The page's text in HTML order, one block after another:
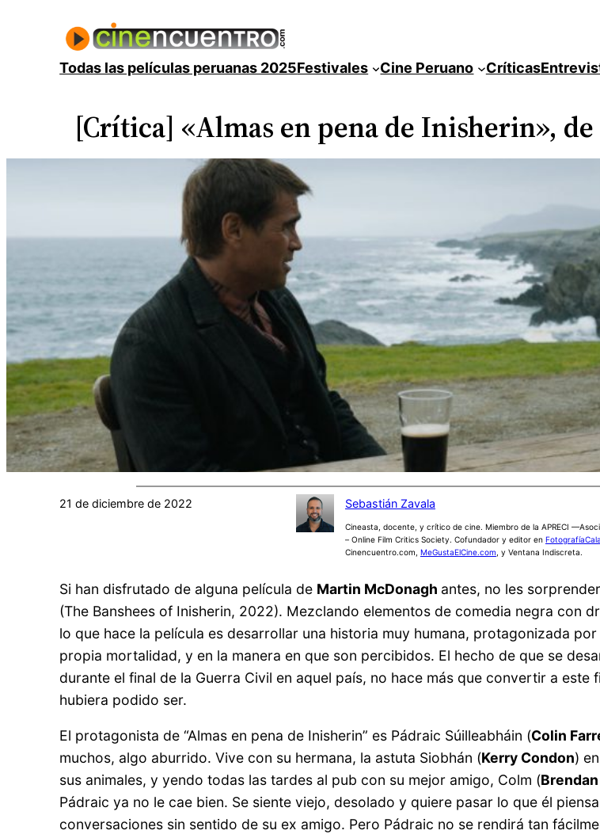
contenidoTodas las películas peruanas 2025Festivales Cine Peruano Críticas
[Crítica] «Almas en pena de Inisherin»,
21 de diciembre de 2022 Sebastián Zavala
Cineasta, docente, y crítico de cine. Miembro de la APRECI
– Online Film Critics Society. Cofundador y editor en
Cinencuentro.com, MeGustaElCine.com , y Ventana Indiscreta.
Si han disfrutado de alguna película de Martin McDonagh antes, no les
(The Banshees of Inisherin, 2022). Mezclando elementos de comedia negra con
lo que hace la película es desarrollar una historia muy humana, protagonizada
propia mortalidad, y en la manera en que son percibidos. El hecho de que se
durante el final de la Guerra Civil en aquel país, no hace más que convertir a
hubiera podido ser.
El protagonista de “Almas en pena de Inisherin” es Pádraic Súilleabháin (Colin
muchos, algo aburrido. Vive con su hermana, la astuta Siobhán (Kerry Condon)
sus animales, y yendo todas las tardes al pub con su mejor amigo, Colm (
Pádraic ya no le cae bien. Se siente viejo, desolado y quiere pasar lo que él
conversaciones sin sentido de su ex amigo. Pero Pádraic no se rendirá tan